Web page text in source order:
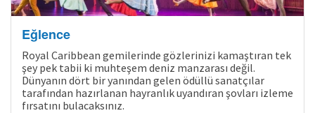
Eğlence
Royal Caribbean gemilerinde gözlerinizi kamaştıran tek
şey pek tabii ki muhteşem deniz manzarası değil.
Dünyanın dört bir yanından gelen ödüllü sanatçılar
tarafından hazırlanan hayranlık uyandıran şovları izleme
fırsatını bulacaksınız.